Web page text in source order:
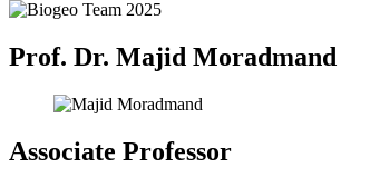
Prof. Dr. Majid Moradmand
Associate Professor